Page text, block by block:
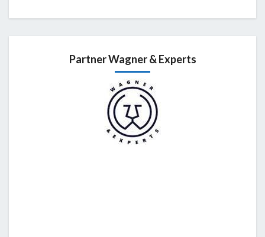
Partner Wagner & Experts